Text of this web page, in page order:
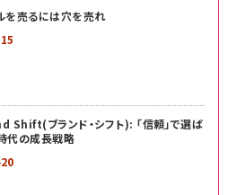
を売るには穴を売れ
Shift(ブランド・シフト): 「信頼」で選ば
代の成長戦略